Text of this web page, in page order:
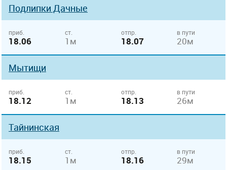
Подлипки Дачные
приб.
18.06
ст.
1м
отпр.
18.07
в пути
20м
Мытищи
приб.
18.12
ст.
1м
отпр.
18.13
в пути
26м
Тайнинская
приб.
18.15
ст.
1м
отпр.
18.16
в пути
29м